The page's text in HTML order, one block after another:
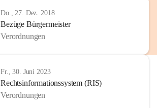
Do., 27. Dez. 2018
Bezüge Bürgermeister
Verordnungen
Fr., 30. Juni 2023
Rechtsinformationssystem (RIS)
Verordnungen